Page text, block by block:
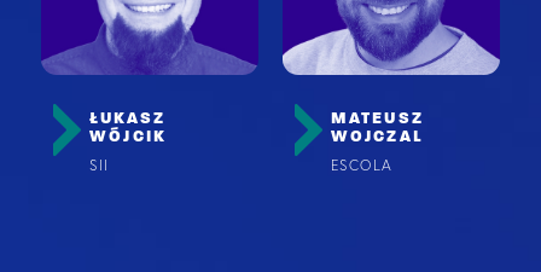
ŁUKASZ
WÓJCIK
SII
MATEUSZ
WOJCZAL
ESCOLA